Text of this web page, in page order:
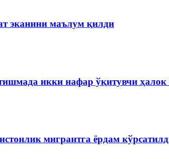
эканини маълум қилди
икки нафар ўқитувчи ҳалок
мигрантга ёрдам